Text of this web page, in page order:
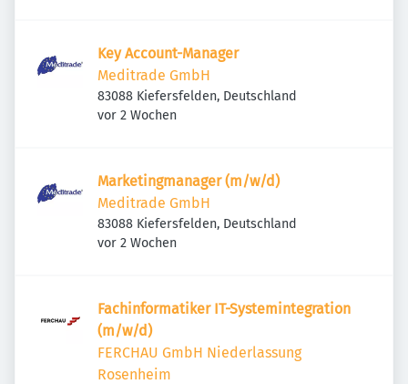
Key Account-Manager
Meditrade GmbH
83088 Kiefersfelden, Deutschland
Veröffentlicht
vor 2 Wochen
Marketingmanager (m/w/d)
Meditrade GmbH
83088 Kiefersfelden, Deutschland
Veröffentlicht
vor 2 Wochen
Fach­in­for­ma­tiker IT-Syste­m­in­te­gra­tion
(m/w/d)
FERCHAU GmbH Niederlassung
Rosenheim